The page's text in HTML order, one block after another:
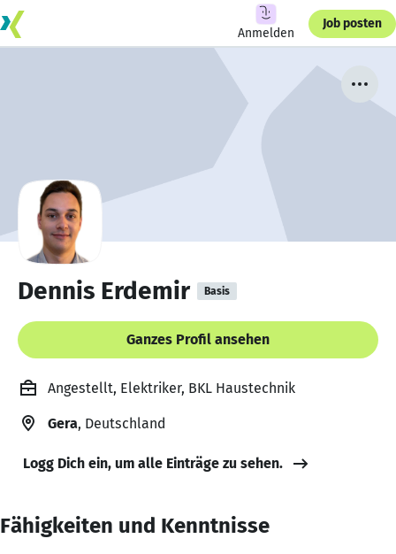
Anmelden
Job posten
Dennis Erdemir Basis
Ganzes Profil ansehen
Angestellt, Elektriker, BKL Haustechnik
Gera, Deutschland
Logg Dich ein, um alle Einträge zu sehen.
Fähigkeiten und Kenntnisse